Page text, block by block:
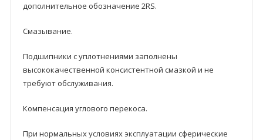
дополнительное обозначение 2RS.
Смазывание.
Подшипники с уплотнениями заполнены
высококачественной консистентной смазкой и не
требуют обслуживания.
Компенсация углового перекоса.
При нормальных условиях эксплуатации сферические